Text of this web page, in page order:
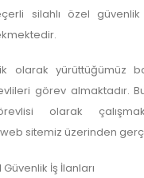
silahlı özel
olarak yürüttüğümüz
görev almaktadır.
olarak
web sitemiz üzerinden
Güvenlik İş İlanları